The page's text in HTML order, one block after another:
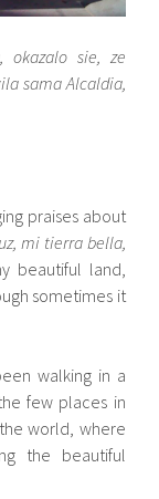
okazalo sie, ze
sama Alcaldia,
praises about
mi tierra bella,
beautiful land,
sometimes it
walking in a
few places in
world, where
the beautiful